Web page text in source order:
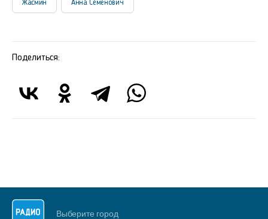
Жасмин Анна Семенович
Поделиться:
Выберите город